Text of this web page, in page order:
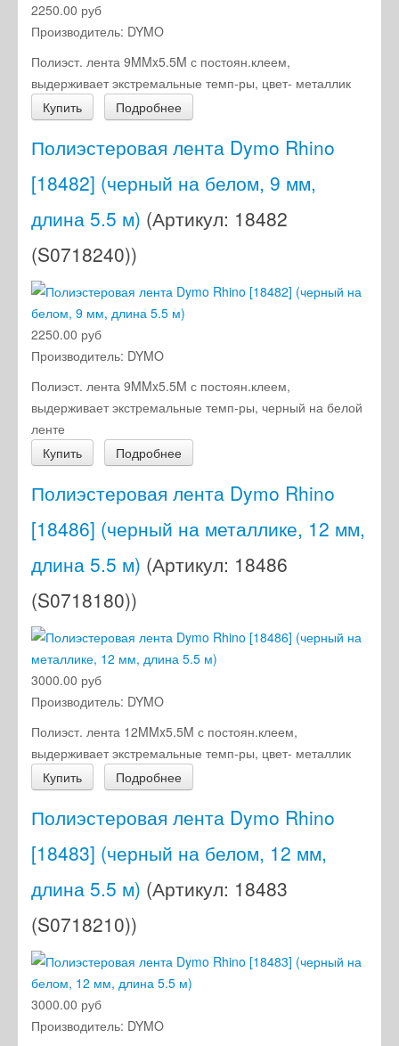
2250.00 руб
Производитель: DYMO
Полиэст. лента 9MMx5.5M с постоян.клеем,
выдерживает экстремальные темп-ры, цвет- металлик
Купить
Подробнее
Полиэстеровая лента Dymo Rhino
[18482] (черный на белом, 9 мм,
длина 5.5 м) (Артикул: 18482
(S0718240))
2250.00 руб
Производитель: DYMO
Полиэст. лента 9MMx5.5M с постоян.клеем,
выдерживает экстремальные темп-ры, черный на белой
ленте
Купить
Подробнее
Полиэстеровая лента Dymo Rhino
[18486] (черный на металлике, 12 мм,
длина 5.5 м) (Артикул: 18486
(S0718180))
3000.00 руб
Производитель: DYMO
Полиэст. лента 12MMx5.5M с постоян.клеем,
выдерживает экстремальные темп-ры, цвет- металлик
Купить
Подробнее
Полиэстеровая лента Dymo Rhino
[18483] (черный на белом, 12 мм,
длина 5.5 м) (Артикул: 18483
(S0718210))
3000.00 руб
Производитель: DYMO